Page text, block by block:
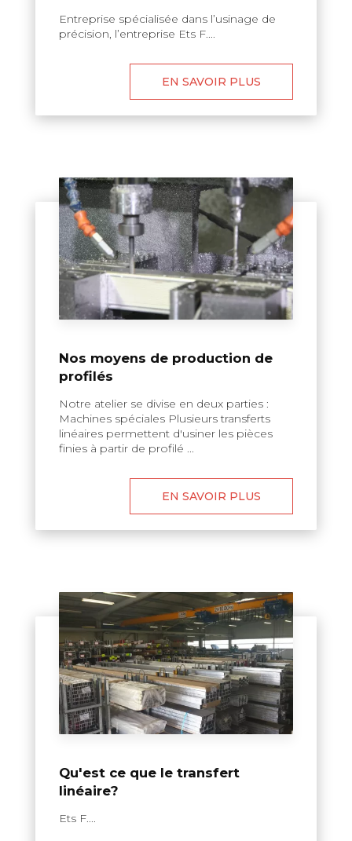
Entreprise spécialisée dans l’usinage de
précision, l’entreprise Ets F....
EN SAVOIR PLUS
Nos moyens de production de
profilés
Notre atelier se divise en deux parties :
Machines spéciales Plusieurs transferts
linéaires permettent d'usiner les pièces
finies à partir de profilé ...
EN SAVOIR PLUS
Qu'est ce que le transfert
linéaire?
Ets F....